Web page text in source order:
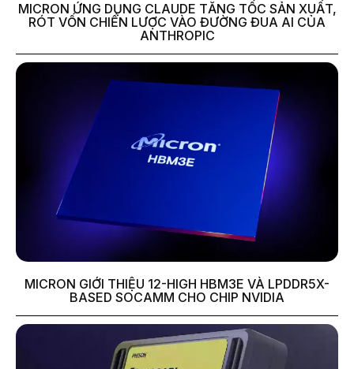
MICRON ỨNG DỤNG CLAUDE TĂNG TỐC SẢN XUẤT,
RÓT VỐN CHIẾN LƯỢC VÀO ĐƯỜNG ĐUA AI CỦA
ANTHROPIC
MICRON GIỚI THIỆU 12-HIGH HBM3E VÀ LPDDR5X-
BASED SOCAMM CHO CHIP NVIDIA